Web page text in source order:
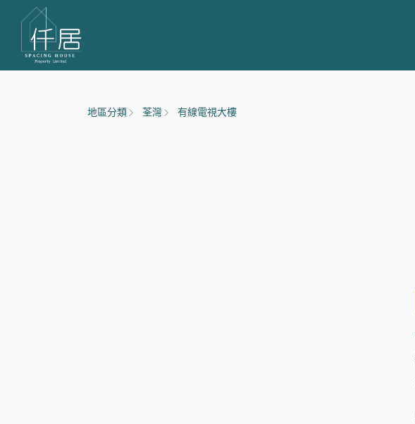
地區分類 荃灣 有線電視大樓